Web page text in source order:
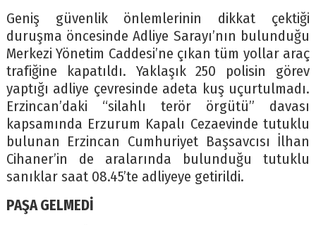
Geniş güvenlik önlemlerinin dikkat çektiği
duruşma öncesinde Adliye Sarayı’nın bulunduğu
Merkezi Yönetim Caddesi’ne çıkan tüm yollar araç
trafiğine kapatıldı. Yaklaşık 250 polisin görev
yaptığı adliye çevresinde adeta kuş uçurtulmadı.
Erzincan’daki “silahlı terör örgütü” davası
kapsamında Erzurum Kapalı Cezaevinde tutuklu
bulunan Erzincan Cumhuriyet Başsavcısı İlhan
Cihaner’in de aralarında bulunduğu tutuklu
sanıklar saat 08.45’te adliyeye getirildi.
PAŞA GELMEDİ